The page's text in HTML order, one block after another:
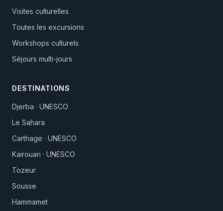
Visites culturelles
Toutes les excursions
Workshops culturels
Séjours multi-jours
DESTINATIONS
Djerba · UNESCO
Le Sahara
Carthage · UNESCO
Kairouan · UNESCO
Tozeur
Sousse
Hammamet